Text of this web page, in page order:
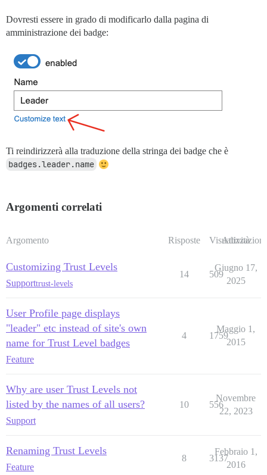
Dovresti essere in grado di modificarlo dalla pagina di
amministrazione dei badge:
Ti reindirizzerà alla traduzione della stringa dei badge che è
badges.leader.name
Argomenti correlati
Argomento Risposte Visualizzazioni
Attività
Customizing Trust Levels
Supporttrust-levels
14 509
Giugno 17,
2025
User Profile page displays
"leader" etc instead of site's own
name for Trust Level badges
Feature
4 1759
Maggio 1,
2015
Why are user Trust Levels not
listed by the names of all users?
Support
10 556
Novembre
22, 2023
Renaming Trust Levels
Feature
8 3137
Febbraio 1,
2016